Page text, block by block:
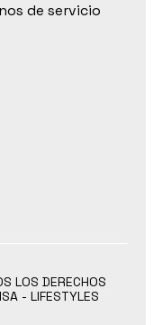
de servicio
LOS DERECHOS
- LIFESTYLES